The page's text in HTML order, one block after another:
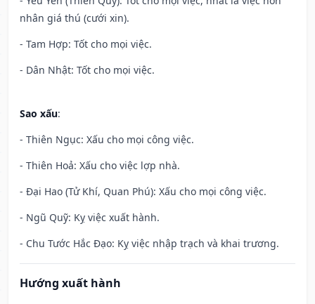
nhân giá thú (cưới xin).
- Tam Hợp: Tốt cho mọi việc.
- Dân Nhật: Tốt cho mọi việc.
Sao xấu:
- Thiên Ngục: Xấu cho mọi công việc.
- Thiên Hoả: Xấu cho việc lợp nhà.
- Đại Hao (Tử Khí, Quan Phú): Xấu cho mọi công việc.
- Ngũ Quỹ: Kỵ việc xuất hành.
- Chu Tước Hắc Đạo: Kỵ việc nhập trạch và khai trương.
Hướng xuất hành